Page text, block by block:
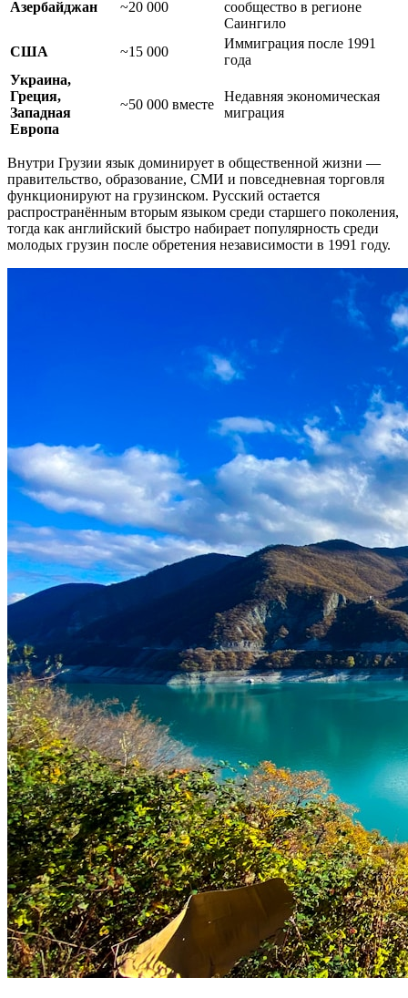
Азербайджан ~20 000
сообщество в регионе
Саингило
США
~15 000
Иммиграция после 1991
года
Украина,
Греция,
Западная
Европа
~50 000 вместе
Недавняя экономическая
миграция
Внутри Грузии язык доминирует в общественной жизни —
правительство, образование, СМИ и повседневная торговля
функционируют на грузинском. Русский остается
распространённым вторым языком среди старшего поколения,
тогда как английский быстро набирает популярность среди
молодых грузин после обретения независимости в 1991 году.